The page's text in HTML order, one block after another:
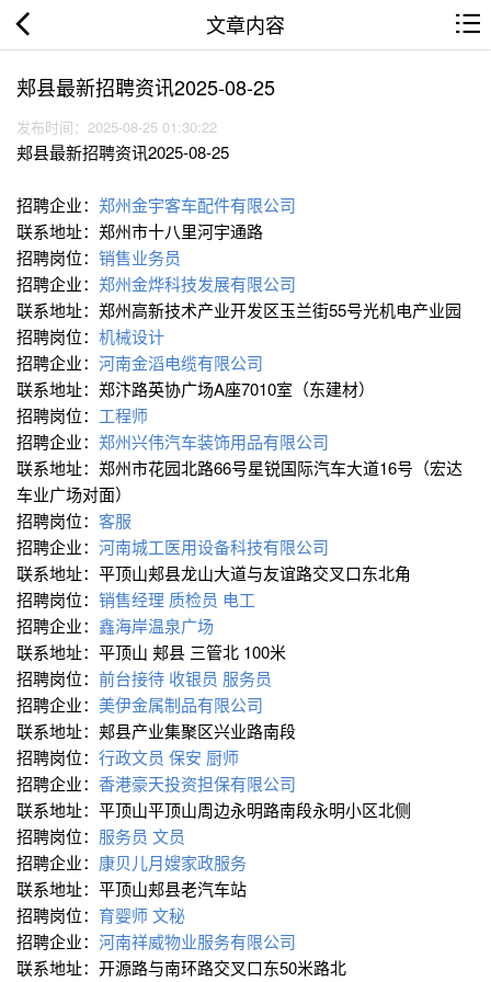
文章内容
郏县最新招聘资讯2025-08-25
发布时间：2025-08-25 01:30:22
郏县最新招聘资讯2025-08-25
招聘企业： 郑州金宇客车配件有限公司
联系地址：郑州市十八里河宇通路
招聘岗位： 销售业务员
招聘企业： 郑州金烨科技发展有限公司
联系地址：郑州高新技术产业开发区玉兰街55号光机电产业园
招聘岗位： 机械设计
招聘企业： 河南金滔电缆有限公司
联系地址：郑汴路英协广场A座7010室（东建材）
招聘岗位： 工程师
招聘企业： 郑州兴伟汽车装饰用品有限公司
联系地址：郑州市花园北路66号星锐国际汽车大道16号（宏达
车业广场对面）
招聘岗位： 客服
招聘企业： 河南城工医用设备科技有限公司
联系地址：平顶山郏县龙山大道与友谊路交叉口东北角
招聘岗位： 销售经理 质检员 电工
招聘企业： 鑫海岸温泉广场
联系地址：平顶山 郏县 三管北 100米
招聘岗位： 前台接待 收银员 服务员
招聘企业： 美伊金属制品有限公司
联系地址：郏县产业集聚区兴业路南段
招聘岗位： 行政文员 保安 厨师
招聘企业： 香港豪天投资担保有限公司
联系地址：平顶山平顶山周边永明路南段永明小区北侧
招聘岗位： 服务员 文员
招聘企业： 康贝儿月嫂家政服务
联系地址：平顶山郏县老汽车站
招聘岗位： 育婴师文秘
招聘企业： 河南祥威物业服务有限公司
联系地址：开源路与南环路交叉口东50米路北